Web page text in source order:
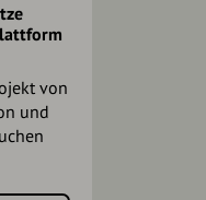
von
und